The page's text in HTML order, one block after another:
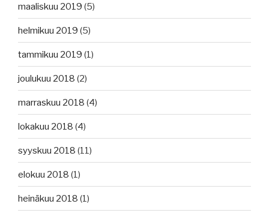
maaliskuu 2019 (5)
helmikuu 2019 (5)
tammikuu 2019 (1)
joulukuu 2018 (2)
marraskuu 2018 (4)
lokakuu 2018 (4)
syyskuu 2018 (11)
elokuu 2018 (1)
heinäkuu 2018 (1)